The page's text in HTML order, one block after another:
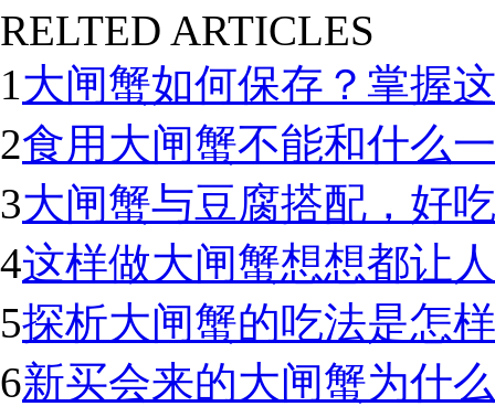
RELTED ARTICLES
1大闸蟹如何保存？掌握
2食用大闸蟹不能和什么
3大闸蟹与豆腐搭配，好
4这样做大闸蟹想想都让
5探析大闸蟹的吃法是怎
6新买会来的大闸蟹为什